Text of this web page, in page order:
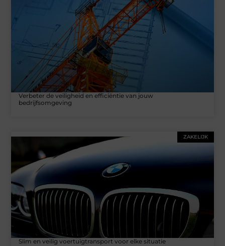
Verbeter de veiligheid en efficiëntie van jouw
bedrijfsomgeving
ZAKELIJK
Slim en veilig voertuigtransport voor elke situatie